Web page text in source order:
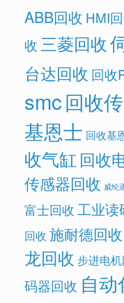
ABB回收 HMI
收三菱回收
台达回收 回收
smc回收
基恩士 回收基
收气缸 回收
传感器回收 威纶
富士回收工业读
回收 施耐德回收
龙回收 步进电
码器回收 自